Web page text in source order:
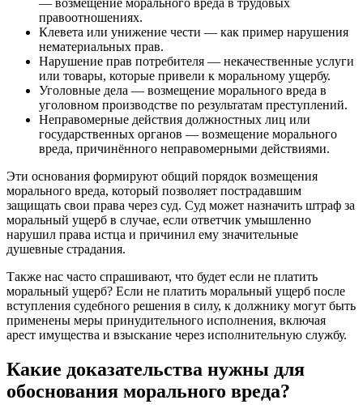
— возмещение морального вреда в трудовых
правоотношениях.
Клевета или унижение чести — как пример нарушения
нематериальных прав.
Нарушение прав потребителя — некачественные услуги
или товары, которые привели к моральному ущербу.
Уголовные дела — возмещение морального вреда в
уголовном производстве по результатам преступлений.
Неправомерные действия должностных лиц или
государственных органов — возмещение морального
вреда, причинённого неправомерными действиями.
Эти основания формируют общий порядок возмещения
морального вреда, который позволяет пострадавшим
защищать свои права через суд. Суд может назначить штраф за
моральный ущерб в случае, если ответчик умышленно
нарушил права истца и причинил ему значительные
душевные страдания.
Также нас часто спрашивают, что будет если не платить
моральный ущерб? Если не платить моральный ущерб после
вступления судебного решения в силу, к должнику могут быть
применены меры принудительного исполнения, включая
арест имущества и взыскание через исполнительную службу.
Какие доказательства нужны для
обоснования морального вреда?